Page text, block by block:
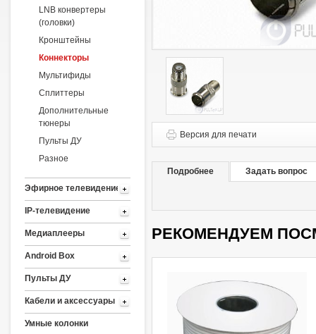
LNB конвертеры
(головки)
Кронштейны
Коннекторы
Мультифиды
Сплиттеры
Дополнительные
тюнеры
Пульты ДУ
Разное
Эфирное телевидение
IP-телевидение
Медиаплееры
Android Box
Пульты ДУ
Кабели и аксессуары
Умные колонки
Версия для печати
Подробнее Задать вопрос
РЕКОМЕНДУЕМ